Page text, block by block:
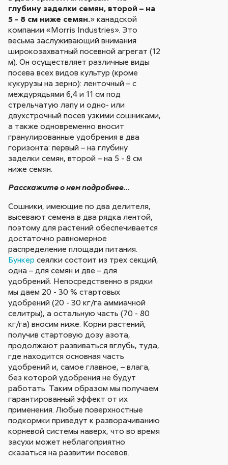
глубину заделки семян, второй – на
5 - 8 см ниже семян.» канадской
компании «Morris Industries». Это
весьма заслуживающий внимания
широкозахватный посевной агрегат (12
м). Он осуществляет различные виды
посева всех видов культур (кроме
кукурузы на зерно): ленточный – с
междурядьями 6,4 и 11 см под
стрельчатую лапу и одно- или
двухстрочный посев узкими сошниками,
а также одновременно вносит
гранулированные удобрения в два
горизонта: первый – на глубину
заделки семян, второй – на 5 - 8 см
ниже семян.
Расскажите о нем подробнее…
Сошники, имеющие по два делителя,
высевают семена в два рядка лентой,
поэтому для растений обеспечивается
достаточно равномерное
распределение площади питания.
Бункер сеялки состоит из трех секций,
одна – для семян и две – для
удобрений. Непосредственно в рядки
мы даем 20 - 30 % стартовых
удобрений (20 - 30 кг/га аммиачной
селитры), а остальную часть (70 - 80
кг/га) вносим ниже. Корни растений,
получив стартовую дозу азота,
продолжают развиваться вглубь, туда,
где находится основная часть
удобрений и, самое главное, – влага,
без которой удобрения не будут
работать. Таким образом мы получаем
гарантированный эффект от их
применения. Любые поверхностные
подкормки приведут к разворачиванию
корневой системы наверх, что во время
засухи может неблагоприятно
сказаться на развитии посевов.